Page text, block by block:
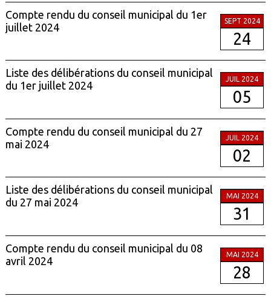
Compte rendu du conseil municipal du 1er
juillet 2024
SEPT 2024
24
Liste des délibérations du conseil municipal
du 1er juillet 2024
JUIL 2024
05
Compte rendu du conseil municipal du 27
mai 2024
JUIL 2024
02
Liste des délibérations du conseil municipal
du 27 mai 2024
MAI 2024
31
Compte rendu du conseil municipal du 08
avril 2024
MAI 2024
28